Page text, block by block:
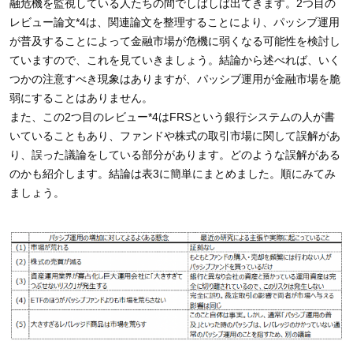
融危機を監視している人たちの間でしばしば出てきます。2つ目の
レビュー論文*4は、関連論文を整理することにより、パッシブ運用
が普及することによって金融市場が危機に弱くなる可能性を検討し
ていますので、これを見ていきましょう。結論から述べれば、いく
つかの注意すべき現象はありますが、パッシブ運用が金融市場を脆
弱にすることはありません。
また、この2つ目のレビュー*4はFRSという銀行システムの人が書
いていることもあり、ファンドや株式の取引市場に関して誤解があ
り、誤った議論をしている部分があります。どのような誤解がある
のかも紹介します。結論は表3に簡単にまとめました。順にみてみ
ましょう。